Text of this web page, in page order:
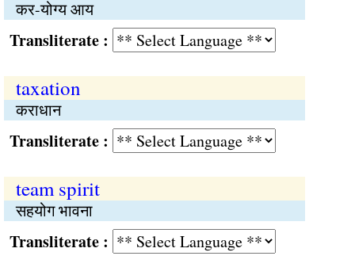
कर-योग्य आय
:
taxation
कराधान
:
team spirit
सहयोग भावना
: